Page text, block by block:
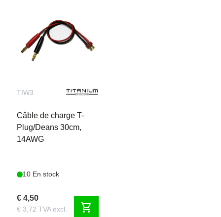
TIW3
Câble de charge T-
Plug/Deans 30cm,
14AWG
10 En stock
€ 4,50
€ 3,72 TVA excl. shopping_cart